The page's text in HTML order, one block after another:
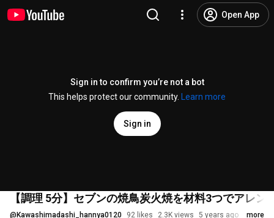
Open App
Sign in to confirm you’re not a bot
This helps protect our community.
Learn more
Sign in
【調理 5分】セブンの焼鳥炭火焼を材料3つでアレ
@ Kawashimadashi_hannya0120 92 likes 2.3K views 5 years ago more